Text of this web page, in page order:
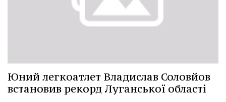
Юний легкоатлет Владислав Соловйов
встановив рекорд Луганської області